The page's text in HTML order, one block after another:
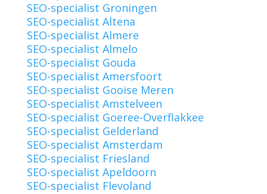
SEO-specialist Groningen
SEO-specialist Altena
SEO-specialist Almere
SEO-specialist Almelo
SEO-specialist Gouda
SEO-specialist Amersfoort
SEO-specialist Gooise Meren
SEO-specialist Amstelveen
SEO-specialist Goeree-Overflakkee
SEO-specialist Gelderland
SEO-specialist Amsterdam
SEO-specialist Friesland
SEO-specialist Apeldoorn
SEO-specialist Flevoland